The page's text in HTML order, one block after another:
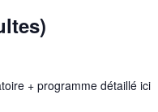
+ programme détaillé ici